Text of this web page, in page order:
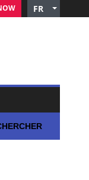
FR
Spanish
Italian